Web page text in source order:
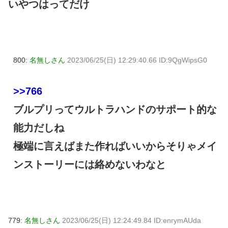
いやつはってだけ
800: 名無しさん 2023/06/25(日) 12:29:40.66 ID:9QgWipsG0
>>766
ブルプリってウルトラハンドのサポート的な
能力だしね
極端に言えばまた作ればいいからそりゃメイ
ンストーリーには絡めないわなと
779: 名無しさん 2023/06/25(日) 12:24:49.84 ID:enrymAUda